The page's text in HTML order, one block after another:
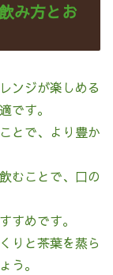
み方とお
ンジが楽しめる
です。
とで、より豊か
むことで、口の
すめです。
りと茶葉を蒸ら
う。